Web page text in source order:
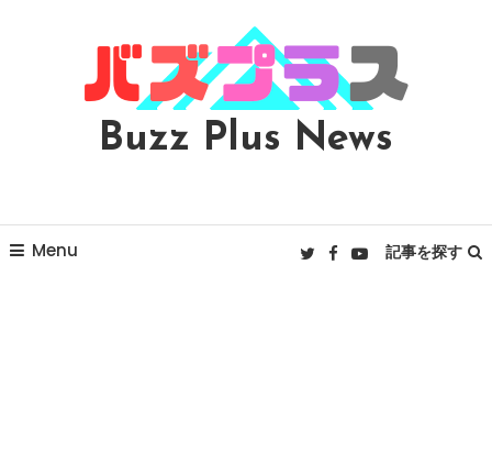
Buzz Plus News
Menu 記事を探す